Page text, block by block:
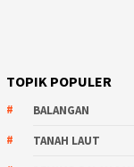
TOPIK POPULER
BALANGAN
TANAH LAUT